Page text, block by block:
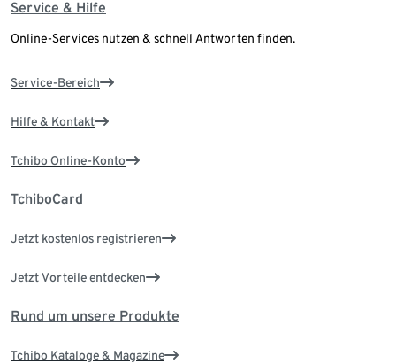
Service & Hilfe
Online-Services nutzen & schnell Antworten finden.
Service-Bereich
Hilfe & Kontakt
Tchibo Online-Konto
TchiboCard
Jetzt kostenlos registrieren
Jetzt Vorteile entdecken
Rund um unsere Produkte
Tchibo Kataloge & Magazine